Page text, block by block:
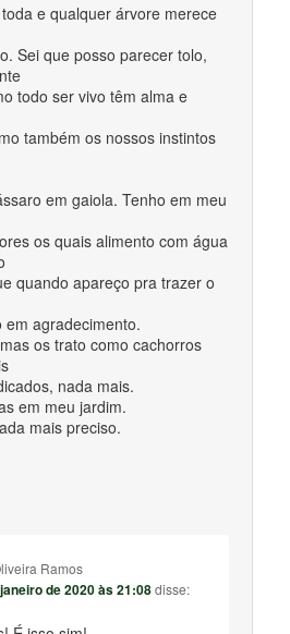
e qualquer árvore merece
Sei que posso parecer tolo,
todo ser vivo têm alma e
também os nossos instintos
em gaiola. Tenho em meu
os quais alimento com água
quando apareço pra trazer o
agradecimento.
os trato como cachorros
nada mais.
em meu jardim.
mais preciso.
Ramos
de 2020 às 21:08disse: